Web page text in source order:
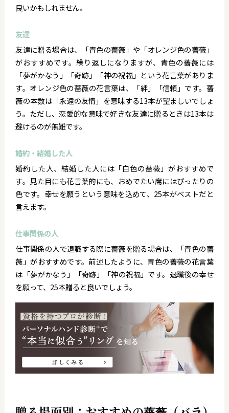
良いかもしれません。
友達
友達に贈る場合は、「青色の薔薇」や「オレンジ色の薔薇」
がおすすめです。繰り返しになりますが、青色の薔薇には
「夢がかなう」「奇跡」「神の祝福」という花言葉がありま
す。オレンジ色の薔薇の花言葉は、「絆」「信頼」です。薔
薇の本数は「永遠の友情」を意味する13本が望ましいでしょ
う。ただし、恋愛的な意味で好きな友達に贈るときは13本は
避けるのが無難です。
婚約・結婚した人
婚約した人、結婚した人には「白色の薔薇」がおすすめで
す。見た目にも花言葉的にも、おめでたい席にはぴったりの
色です。幸せを願うという意味を込めて、25本がベストだと
言えます。
仕事関係の人
仕事関係の人で退職する際に薔薇を贈る場合は、「青色の薔
薇」がおすすめです。前述したように、青色の薔薇の花言葉
は「夢がかなう」「奇跡」「神の祝福」です。退職後の幸せ
を願って、25本贈ると良いでしょう。